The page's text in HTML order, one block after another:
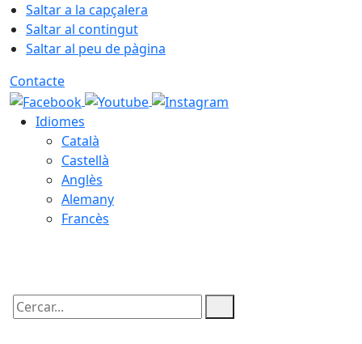
Saltar a la capçalera
Saltar al contingut
Saltar al peu de pàgina
Contacte
Idiomes
Català
Castellà
Anglès
Alemany
Francès
Cercar: